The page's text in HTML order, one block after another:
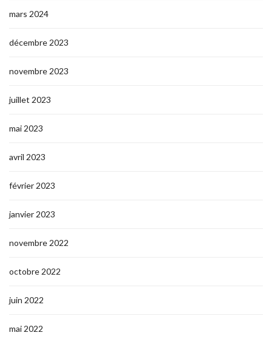
mars 2024
décembre 2023
novembre 2023
juillet 2023
mai 2023
avril 2023
février 2023
janvier 2023
novembre 2022
octobre 2022
juin 2022
mai 2022